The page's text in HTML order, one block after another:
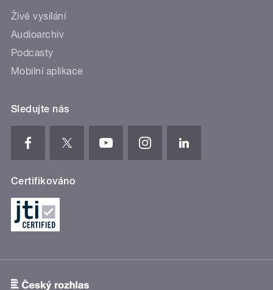
Živé vysílání
Audioarchiv
Podcasty
Mobilní aplikace
Sledujte nás
Certifikováno